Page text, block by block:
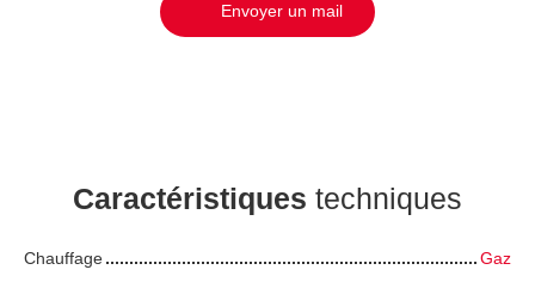
Envoyer un mail
Caractéristiques techniques
Chauffage
Gaz